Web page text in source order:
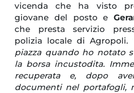
vicenda che ha visto
giovane del posto e
che presta servizio
polizia locale di Agropoli.
piazza quando ho notato
la borsa incustodita.
recuperata e, dopo
documenti nel portafogli,